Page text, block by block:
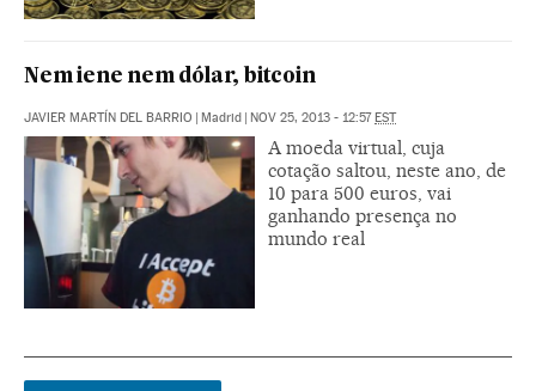
Nem iene nem dólar, bitcoin
JAVIER MARTÍN DEL BARRIO | Madrid | NOV 25, 2013 - 12:57EST
A moeda virtual, cuja
cotação saltou, neste ano, de
10 para 500 euros, vai
ganhando presença no
mundo real